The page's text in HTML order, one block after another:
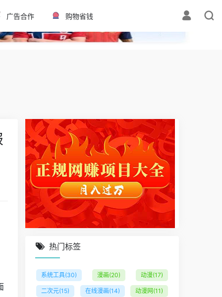
✕
广告合作 购物省钱
热门标签
系统工具(30) 漫画(20) 动漫(17)
二次元(15) 在线漫画(14) 动漫网 (11)